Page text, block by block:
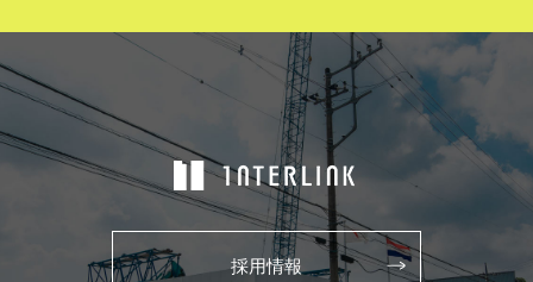
採用情報